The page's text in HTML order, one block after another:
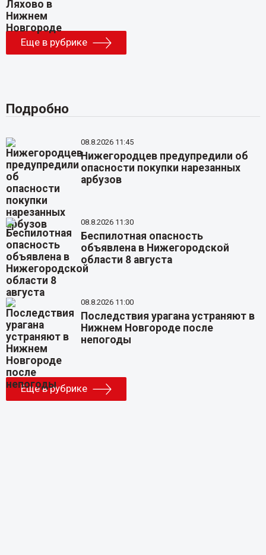
Еще в рубрике
Подробно
08.8.2026 11:45
Нижегородцев предупредили об
опасности покупки нарезанных
арбузов
08.8.2026 11:30
Беспилотная опасность
объявлена в Нижегородской
области 8 августа
08.8.2026 11:00
Последствия урагана устраняют в
Нижнем Новгороде после
непогоды
Еще в рубрике